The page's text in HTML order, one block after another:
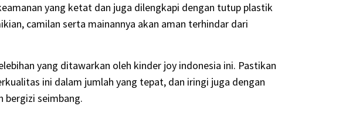
yang ketat dan juga dilengkapi dengan tutup plastik
camilan serta mainannya akan aman terhindar dari
yang ditawarkan oleh kinder joy indonesia ini. Pastikan
ini dalam jumlah yang tepat, dan iringi juga dengan
bergizi seimbang.